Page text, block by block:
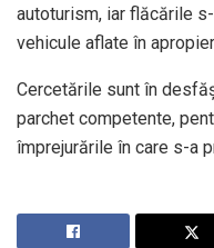
autoturism, iar flăcările
vehicule aflate în
Cercetările sunt în
parchet competente,
împrejurările în care s-a